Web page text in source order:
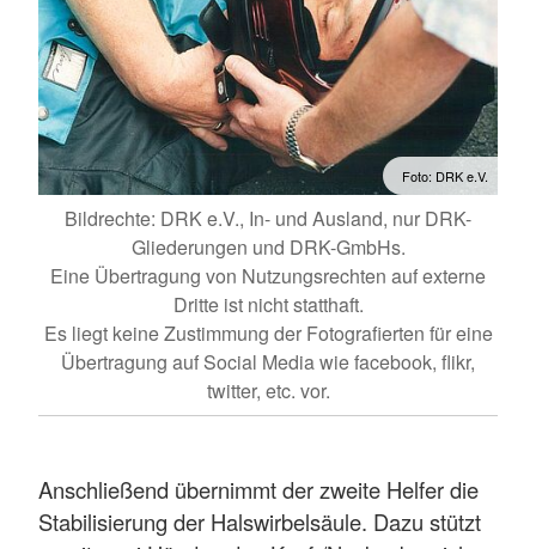
Foto: DRK e.V.
Bildrechte: DRK e.V., In- und Ausland, nur DRK-
Gliederungen und DRK-GmbHs.
Eine Übertragung von Nutzungsrechten auf externe
Dritte ist nicht statthaft.
Es liegt keine Zustimmung der Fotografierten für eine
Übertragung auf Social Media wie facebook, flikr,
twitter, etc. vor.
Anschließend übernimmt der zweite Helfer die
Stabilisierung der Halswirbelsäule. Dazu stützt